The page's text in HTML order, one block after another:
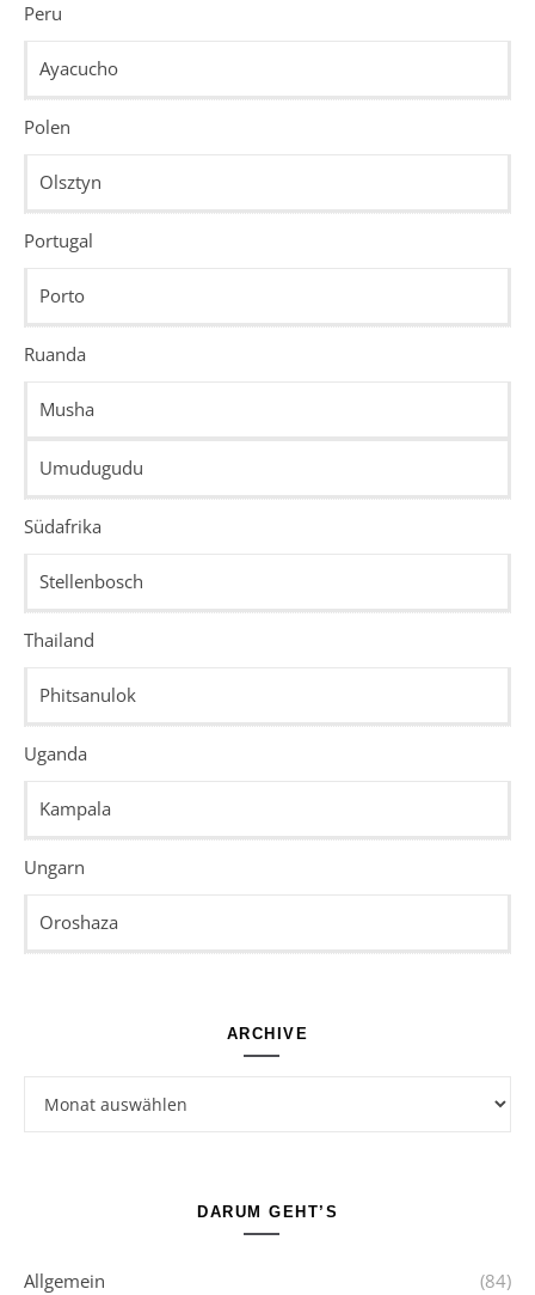
Peru
Ayacucho
Polen
Olsztyn
Portugal
Porto
Ruanda
Musha
Umudugudu
Südafrika
Stellenbosch
Thailand
Phitsanulok
Uganda
Kampala
Ungarn
Oroshaza
ARCHIVE
DARUM GEHT’S
Allgemein (84)